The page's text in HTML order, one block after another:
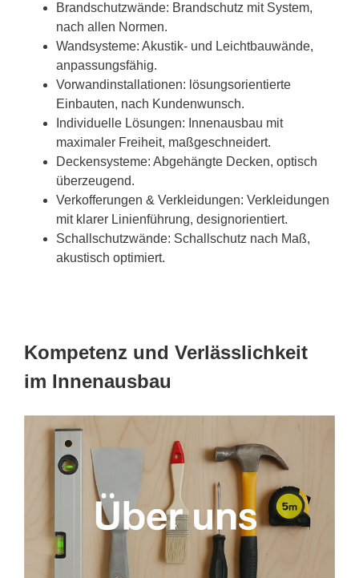
Brandschutzwände: Brandschutz mit System,
nach allen Normen.
Wandsysteme: Akustik- und Leichtbauwände,
anpassungsfähig.
Vorwandinstallationen: lösungsorientierte
Einbauten, nach Kundenwunsch.
Individuelle Lösungen: Innenausbau mit
maximaler Freiheit, maßgeschneidert.
Deckensysteme: Abgehängte Decken, optisch
überzeugend.
Verkofferungen & Verkleidungen: Verkleidungen
mit klarer Linienführung, designorientiert.
Schallschutzwände: Schallschutz nach Maß,
akustisch optimiert.
Kompetenz und Verlässlichkeit
im Innenausbau